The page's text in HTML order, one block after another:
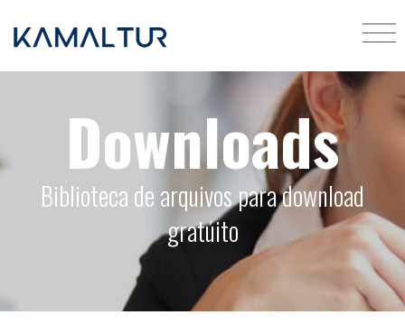
Downloads
Biblioteca de arquivos para download
gratúito